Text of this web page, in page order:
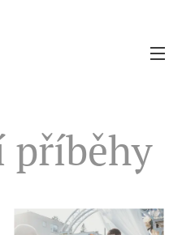
příběhy